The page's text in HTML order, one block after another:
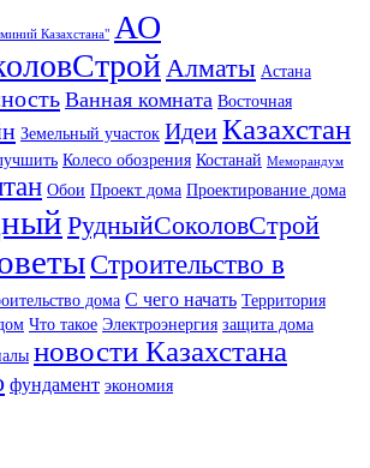
Казахстана" АО
Алматы Астана
Ванная комната Восточная
Земельный участок ИдеиКазахстан
Колесо обозрения Костанай Меморандум
Обои Проект дома Проектирование дома
РудныйСоколовСтрой
Строительство в
дома С чего начать Территория
Что такое Электроэнергия защита дома
новости Казахстана
фундамент экономия